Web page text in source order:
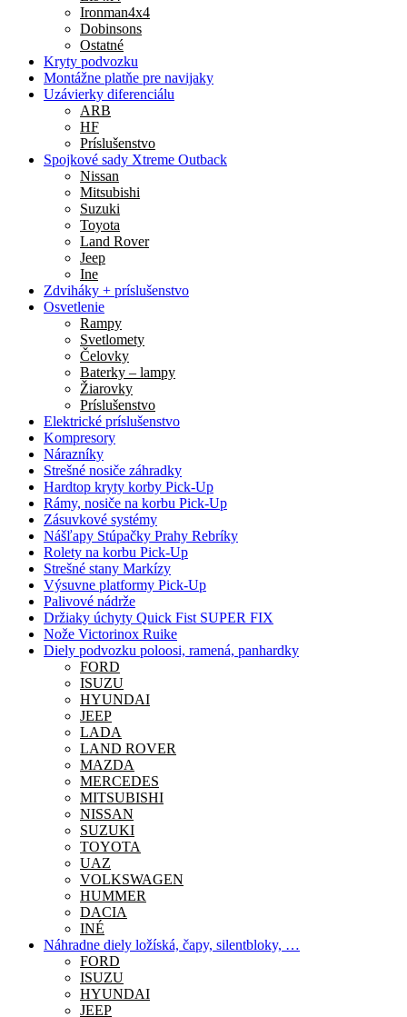
Ironman4x4
Dobinsons
Ostatné
Kryty podvozku
Montážne platňe pre navijaky
Uzávierky diferenciálu
ARB
HF
Príslušenstvo
Spojkové sady Xtreme Outback
Nissan
Mitsubishi
Suzuki
Toyota
Land Rover
Jeep
Ine
Zdviháky + príslušenstvo
Osvetlenie
Rampy
Svetlomety
Čelovky
Baterky – lampy
Žiarovky
Príslušenstvo
Elektrické príslušenstvo
Kompresory
Nárazníky
Strešné nosiče záhradky
Hardtop kryty korby Pick-Up
Rámy, nosiče na korbu Pick-Up
Zásuvkové systémy
Nášľapy Stúpačky Prahy Rebríky
Rolety na korbu Pick-Up
Strešné stany Markízy
Výsuvne platformy Pick-Up
Palivové nádrže
Držiaky úchyty Quick Fist SUPER FIX
Nože Victorinox Ruike
Diely podvozku poloosi, ramená, panhardky
FORD
ISUZU
HYUNDAI
JEEP
LADA
LAND ROVER
MAZDA
MERCEDES
MITSUBISHI
NISSAN
SUZUKI
TOYOTA
UAZ
VOLKSWAGEN
HUMMER
DACIA
INÉ
Náhradne diely ložíská, čapy, silentbloky, …
FORD
ISUZU
HYUNDAI
JEEP